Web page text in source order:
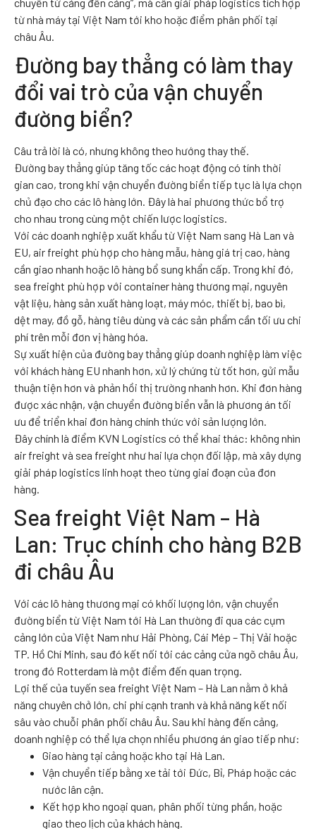
từ nhà máy tại Việt Nam tới kho hoặc điểm phân phối tại
châu Âu.
Đường bay thẳng có làm thay
đổi vai trò của vận chuyển
đường biển?
Câu trả lời là có, nhưng không theo hướng thay thế.
Đường bay thẳng giúp tăng tốc các hoạt động có tính thời
gian cao, trong khi vận chuyển đường biển tiếp tục là lựa chọn
chủ đạo cho các lô hàng lớn. Đây là hai phương thức bổ trợ
cho nhau trong cùng một chiến lược logistics.
Với các doanh nghiệp xuất khẩu từ Việt Nam sang Hà Lan và
EU, air freight phù hợp cho hàng mẫu, hàng giá trị cao, hàng
cần giao nhanh hoặc lô hàng bổ sung khẩn cấp. Trong khi đó,
sea freight phù hợp với container hàng thương mại, nguyên
vật liệu, hàng sản xuất hàng loạt, máy móc, thiết bị, bao bì,
dệt may, đồ gỗ, hàng tiêu dùng và các sản phẩm cần tối ưu chi
phí trên mỗi đơn vị hàng hóa.
Sự xuất hiện của đường bay thẳng giúp doanh nghiệp làm việc
với khách hàng EU nhanh hơn, xử lý chứng từ tốt hơn, gửi mẫu
thuận tiện hơn và phản hồi thị trường nhanh hơn. Khi đơn hàng
được xác nhận, vận chuyển đường biển vẫn là phương án tối
ưu để triển khai đơn hàng chính thức với sản lượng lớn.
Đây chính là điểm KVN Logistics có thể khai thác: không nhìn
air freight và sea freight như hai lựa chọn đối lập, mà xây dựng
giải pháp logistics linh hoạt theo từng giai đoạn của đơn
hàng.
Sea freight Việt Nam – Hà
Lan: Trục chính cho hàng B2B
đi châu Âu
Với các lô hàng thương mại có khối lượng lớn, vận chuyển
đường biển từ Việt Nam tới Hà Lan thường đi qua các cụm
cảng lớn của Việt Nam như Hải Phòng, Cái Mép – Thị Vải hoặc
TP. Hồ Chí Minh, sau đó kết nối tới các cảng cửa ngõ châu Âu,
trong đó Rotterdam là một điểm đến quan trọng.
Lợi thế của tuyến sea freight Việt Nam – Hà Lan nằm ở khả
năng chuyên chở lớn, chi phí cạnh tranh và khả năng kết nối
sâu vào chuỗi phân phối châu Âu. Sau khi hàng đến cảng,
doanh nghiệp có thể lựa chọn nhiều phương án giao tiếp như:
Giao hàng tại cảng hoặc kho tại Hà Lan.
Vận chuyển tiếp bằng xe tải tới Đức, Bỉ, Pháp hoặc các
nước lân cận.
Kết hợp kho ngoại quan, phân phối từng phần, hoặc
giao theo lịch của khách hàng.